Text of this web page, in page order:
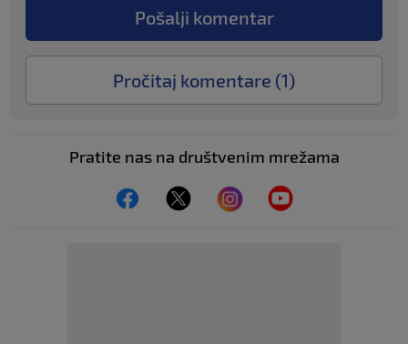
Pošalji komentar
Pročitaj komentare (1)
Pratite nas na društvenim mrežama